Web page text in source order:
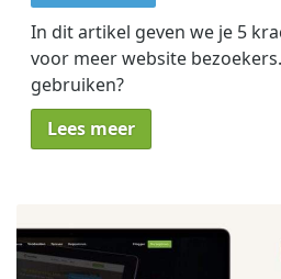
In dit artikel geven we je 5
voor meer website
gebruiken?
Lees meer